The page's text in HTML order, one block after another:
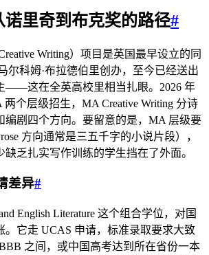
诺里奇到布克奖的路径#
Writing）项目是英国最早设立的同
尔科姆·布拉德伯里创办，至今已经送出
——这在全英高校里相当扎眼。2026 年
个层级招生，MA Creative Writing 分诗
编剧四个方向。要留意的是，MA 层级要
方向通常是三五千字的小说片段），
乏扎实写作训练的学生挡在了外面。
差异#
English Literature 这个组合学位，对国
。它走 UCAS 申请，标准录取要求大致
之间，或中国高考达到所在省份一本